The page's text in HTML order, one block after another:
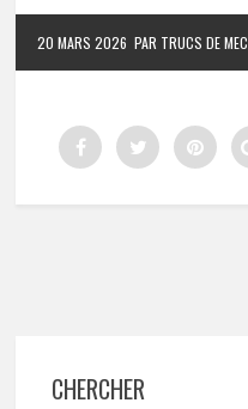
20 MARS 2026 PAR TRUCS DE MEC
CHERCHER